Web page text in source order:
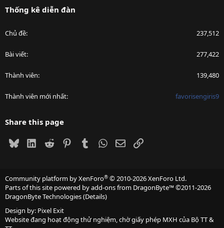
Thống kê diễn đàn
Chủ đề 237,512
Bài viết 277,422
Thành viên 139,480
Thành viên mới nhất favorisengiris9
Share this page
BlueskyLinkedIn
Reddit PinterestTumblrWhatsApp
EmailLink
Community platform by XenForo® © 2010-2026 XenForo Ltd.
Parts of this site powered byadd-ons from DragonByte™©2011-2026
DragonByte Technologies(Details)
Design by: Pixel Exit
Website đang hoạt động thử nghiệm, chờ giấy phép MXH của Bộ TT &